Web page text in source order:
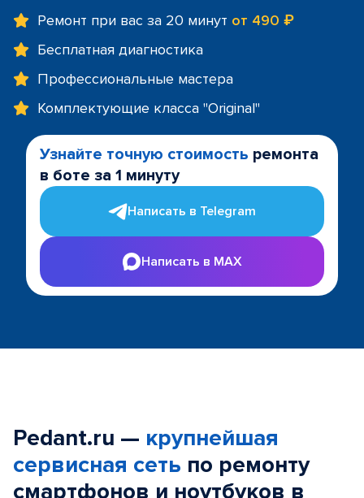
Ремонт при вас за 20 минут от 490 ₽
Бесплатная диагностика
Профессиональные мастера
Комплектующие класса "Original"
Узнайте точную стоимость ремонта
в боте за 1 минуту
Написать в Telegram
Написать в MAX
Pedant.ru — крупнейшая
сервисная сеть по ремонту
смартфонов и ноутбуков в